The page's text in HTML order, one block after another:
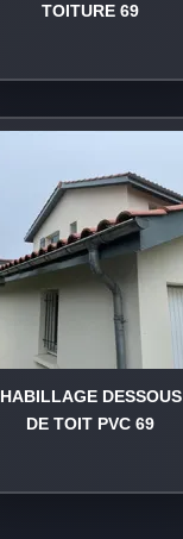
TOITURE 69
HABILLAGE DESSOUS
DE TOIT PVC 69